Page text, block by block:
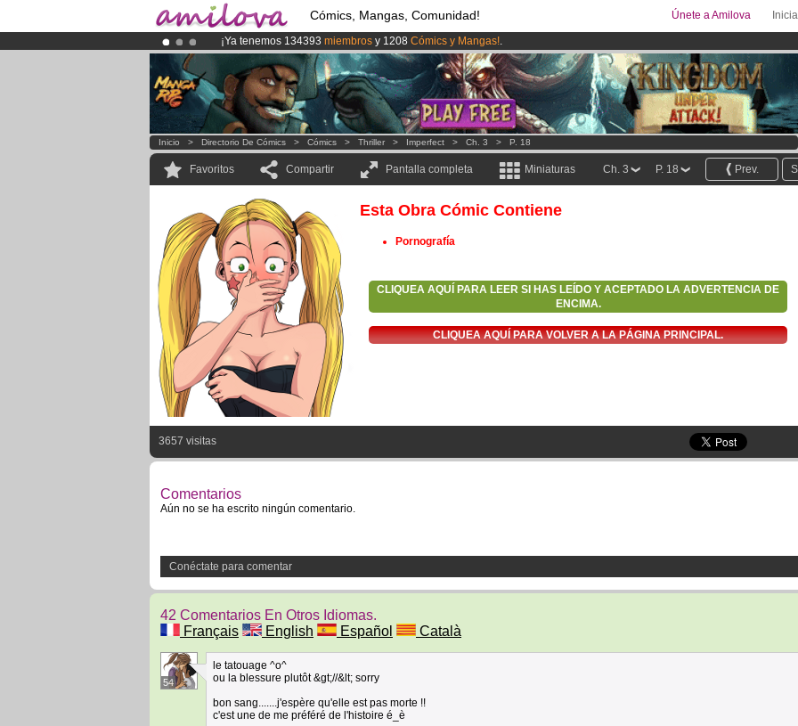
Cómics, Mangas, Comunidad! Únete a Amilova
¡Ya tenemos 134393 miembros y 1208 Cómics y Mangas!.
¡El Kickstarter Amilova está desormado lanzado!.
¡Conviertete en Premium por3.95 euros al mes!Hazte Premium ya
Inicio > Directorio De Cómics > Cómics > Thriller > Imperfect > Ch. 3 > P. 18
Favoritos Compartir Pantalla completa Miniaturas Prev.
P. 18
Ch. 3
Esta Obra Cómic Contiene
Pornografía
CLIQUEA AQUÍ PARA LEER SI HAS LEÍDO Y ACEPTADO LA ADVERTENCIA DE
ENCIMA.
CLIQUEA AQUÍ PARA VOLVER A LA PÁGINA PRINCIPAL.
3657 visitas
Comentarios
Aún no se ha escrito ningún comentario.
Conéctate para comentar
42 Comentarios En Otros Idiomas.
Français
English Español Català
54
le tatouage ^o^
ou la blessure plutôt &gt;//&lt; sorry
bon sang.......j'espère qu'elle est pas morte !!
c'est une de me préféré de l'histoire é_è